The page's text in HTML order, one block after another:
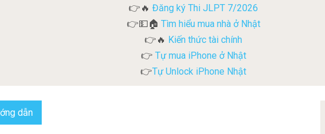
👉🔥 Đăng ký Thi JLPT 7/2026
👉💵🏠 Tìm hiểu mua nhà ở Nhật
👉🔥 Kiến thức tài chính
👉 Tự mua iPhone ở Nhật
👉Tự Unlock iPhone Nhật
dẫn